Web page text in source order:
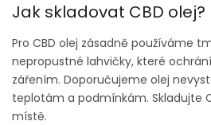
Jak skladovat CBD olej?
Pro CBD olej zásadně používáme
nepropustné lahvičky, které
zářením. Doporučujeme olej
teplotám a podmínkám. Skladujte
místě.